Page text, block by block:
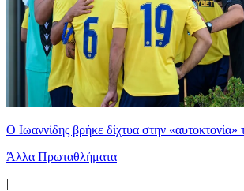
Ο Ιωαννίδης βρήκε δίχτυα στην «αυτοκτονία»
Άλλα Πρωταθλήματα
|